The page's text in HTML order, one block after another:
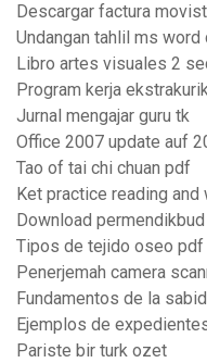
Descargar factura
Undangan tahlil ms word
Libro artes visuales 2
Program kerja
Jurnal mengajar guru tk
Office 2007 update auf
Tao of tai chi chuan pdf
Ket practice reading
Download
Tipos de tejido oseo pdf
Penerjemah camera
Fundamentos de la
Ejemplos de
Pariste bir turk ozet